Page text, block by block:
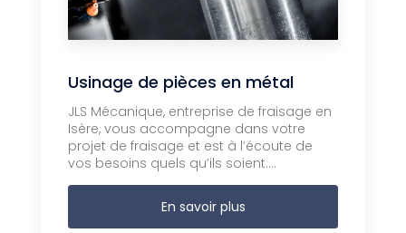
Usinage de pièces en métal
JLS Mécanique, entreprise de fraisage en
Isère, vous accompagne dans votre
projet de fraisage et est à l’écoute de
vos besoins quels qu’ils soient....
En savoir plus